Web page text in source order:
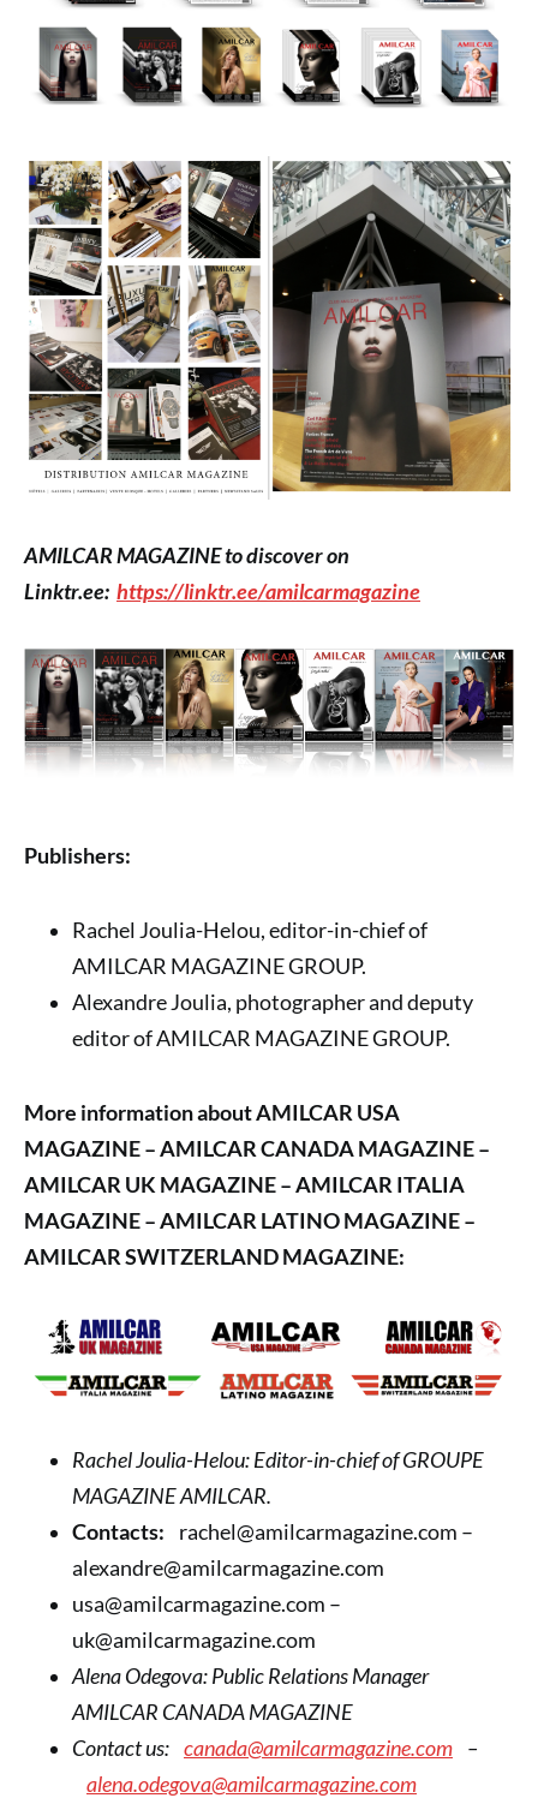
AMILCAR MAGAZINE to discover on
Linktr.ee: https://linktr.ee/amilcarmagazine
Publishers:
Rachel Joulia-Helou, editor-in-chief of
AMILCAR MAGAZINE GROUP.
Alexandre Joulia, photographer and deputy
editor of AMILCAR MAGAZINE GROUP.
More information about AMILCAR USA
MAGAZINE – AMILCAR CANADA MAGAZINE –
AMILCAR UK MAGAZINE – AMILCAR ITALIA
MAGAZINE – AMILCAR LATINO MAGAZINE –
AMILCAR SWITZERLAND MAGAZINE:
Rachel Joulia-Helou: Editor-in-chief of GROUPE
MAGAZINE AMILCAR.
Contacts: rachel@amilcarmagazine.com –
alexandre@amilcarmagazine.com
usa@amilcarmagazine.com –
uk@amilcarmagazine.com
Alena Odegova: Public Relations Manager
AMILCAR CANADA MAGAZINE
Contact us: canada@amilcarmagazine.com –
alena.odegova@amilcarmagazine.com